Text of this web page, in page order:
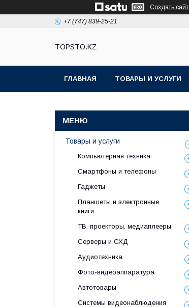
Создать сайт
+7 (747) 839-25-21
TOPSTO.KZ
ГЛАВНАЯ ТОВАРЫ И УСЛУГИ
Товары и услуги
Компьютерная техника
Смартфоны и телефоны
Гаджеты
Планшеты и электронные
книги
ТВ, проекторы, медиаплееры
Серверы и СХД
Аудиотехника
Фото-видеоаппаратура
Автотовары
Системы видеонаблюдения